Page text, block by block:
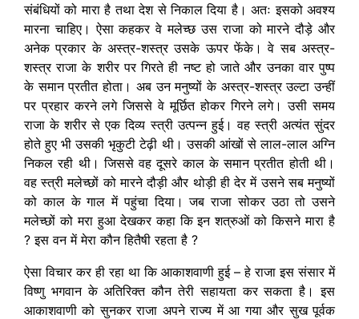
संबंधियों को मारा है तथा देश से निकाल दिया है। अतः इसको अवश्य
मारना चाहिए। ऐसा कहकर वे मलेच्छ उस राजा को मारने दौड़े और
अनेक प्रकार के अस्त्र-शस्त्र उसके ऊपर फेंके। वे सब अस्त्र-
शस्त्र राजा के शरीर पर गिरते ही नष्ट हो जाते और उनका वार पुष्प
के समान प्रतीत होता। अब उन मनुष्यों के अस्त्र-शस्त्र उल्टा उन्हीं
पर प्रहार करने लगे जिससे वे मूर्छित होकर गिरने लगे। उसी समय
राजा के शरीर से एक दिव्य स्त्री उत्पन्न हुई। वह स्त्री अत्यंत सुंदर
होते हुए भी उसकी भृकुटी टेढ़ी थी। उसकी आंखों से लाल-लाल अग्नि
निकल रही थी। जिससे वह दूसरे काल के समान प्रतीत होती थी।
वह स्त्री मलेच्छों को मारने दौड़ी और थोड़ी ही देर में उसने सब मनुष्यों
को काल के गाल में पहुंचा दिया। जब राजा सोकर उठा तो उसने
मलेच्छों को मरा हुआ देखकर कहा कि इन शत्रुओं को किसने मारा है
? इस वन में मेरा कौन हितैषी रहता है ?
ऐसा विचार कर ही रहा था कि आकाशवाणी हुई – हे राजा इस संसार में
विष्णु भगवान के अतिरिक्त कौन तेरी सहायता कर सकता है। इस
आकाशवाणी को सुनकर राजा अपने राज्य में आ गया और सुख पूर्वक